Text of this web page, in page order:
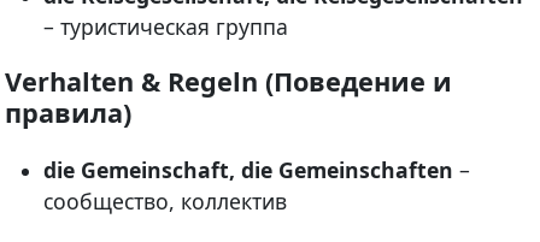
– туристическая группа
Verhalten & Regeln (Поведение и
правила)
die Gemeinschaft, die Gemeinschaften –
сообщество, коллектив